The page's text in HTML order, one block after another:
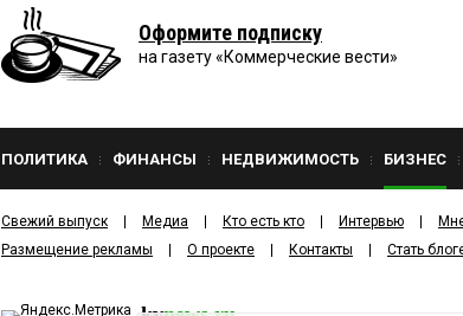
Оформите подписку
на газету «Коммерческие вести»
ПОЛИТИКА ФИНАНСЫ НЕДВИЖИМОСТЬ БИЗНЕС
Свежий выпуск Медиа Кто есть кто Интервью
Размещение рекламы
О проекте Контакты Стать